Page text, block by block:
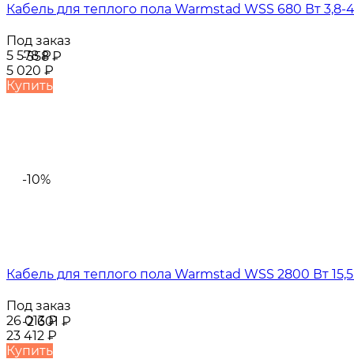
-558₽
Кабель для теплого пола Warmstad WSS 680 Вт 3,8-
Под заказ
5 578₽
5 020 ₽
Купить
-10%
-2 601 ₽
Кабель для теплого пола Warmstad WSS 2800 Вт
Под заказ
26 013₽
23 412 ₽
Купить